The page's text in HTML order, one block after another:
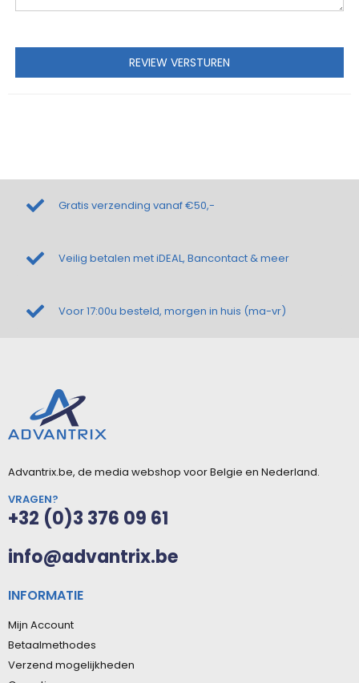
REVIEW VERSTUREN
Gratis verzending vanaf €50,-
Veilig betalen met iDEAL, Bancontact & meer
Voor 17:00u besteld, morgen in huis (ma-vr)
Advantrix.be, de media webshop voor Belgie en Nederland.
VRAGEN?
+32 (0)3 376 09 61
info@advantrix.be
INFORMATIE
Mijn Account
Betaalmethodes
Verzend mogelijkheden